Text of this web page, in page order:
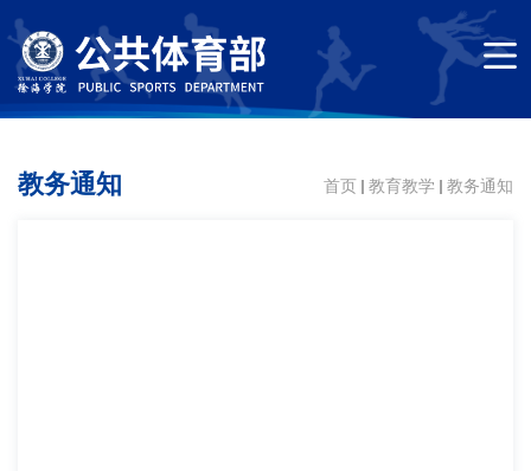
教务通知 首页 教育教学 教务通知